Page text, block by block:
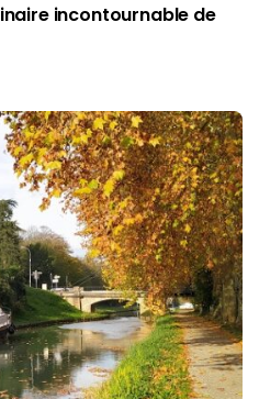
incontournable de